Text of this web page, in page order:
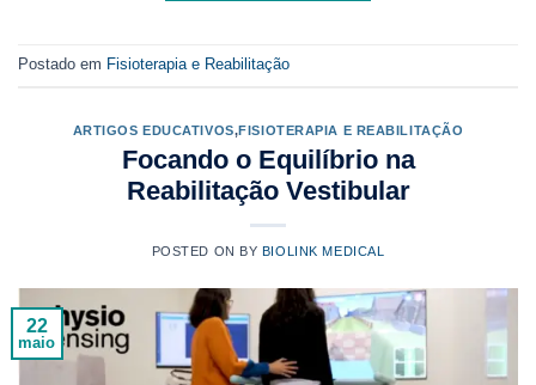
Postado em Fisioterapia e Reabilitação
ARTIGOS EDUCATIVOS,FISIOTERAPIA E REABILITAÇÃO
Focando o Equilíbrio na
Reabilitação Vestibular
POSTED ON BY BIOLINK MEDICAL
22
maio